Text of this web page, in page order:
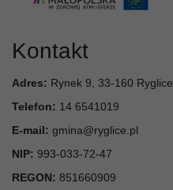
Kontakt
Adres: Rynek 9, 33-160 Ryglice
Telefon: 14 6541019
E-mail: gmina@ryglice.pl
NIP: 993-033-72-47
REGON: 851660909